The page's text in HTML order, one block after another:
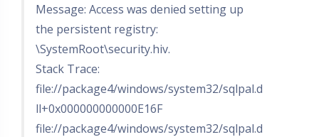
Message: Access was denied setting up
the persistent registry:
\SystemRoot\security.hiv.
Stack Trace:
file://package4/windows/system32/sqlpal.d
ll+0x000000000000E16F
file://package4/windows/system32/sqlpal.d